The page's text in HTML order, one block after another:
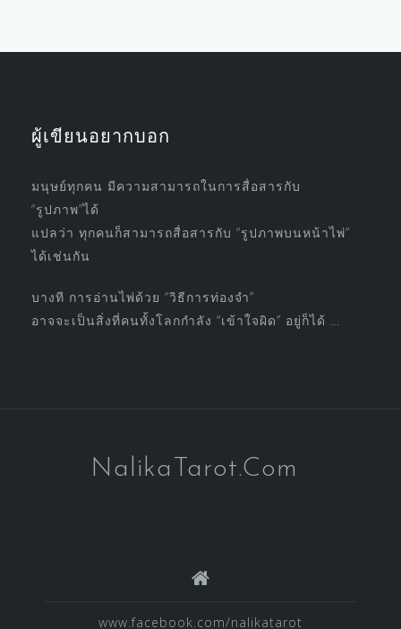
ผู้เขียนอยากบอก
มนุษย์ทุกคน มีความสามารถในการสื่อสารกับ
“รูปภาพ”ได้
แปลว่า ทุกคนก็สามารถสื่อสารกับ “รูปภาพบนหน้าไพ่”
ได้เช่นกัน
บางที การอ่านไพ่ด้วย “วิธีการท่องจำ”
อาจจะเป็นสิ่งที่คนทั้งโลกกำลัง “เข้าใจผิด” อยู่ก็ได้ …
NalikaTarot.Com
www.facebook.com/nalikatarot